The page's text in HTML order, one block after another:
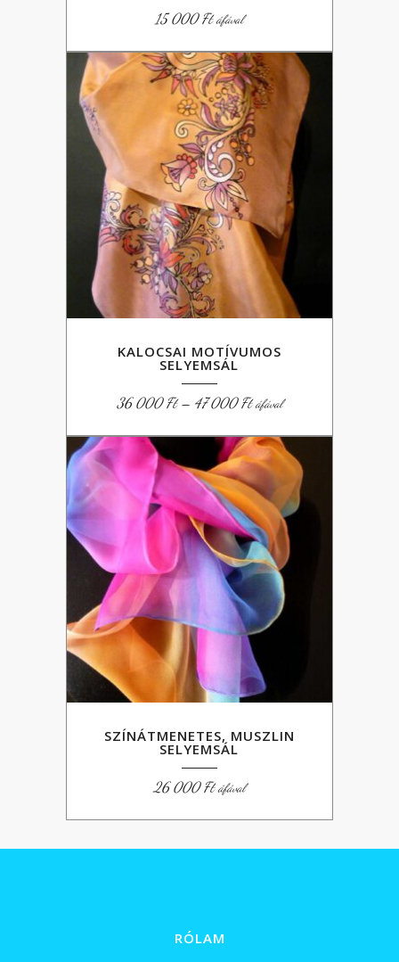
15 000Ft áfával
KALOCSAI MOTÍVUMOS
SELYEMSÁL
36 000Ft – 47 000FtÁrtartomány:
36
-
47
000 Ft
áfával
SZÍNÁTMENETES, MUSZLIN
SELYEMSÁL
26 000Ft áfával
RÓLAM